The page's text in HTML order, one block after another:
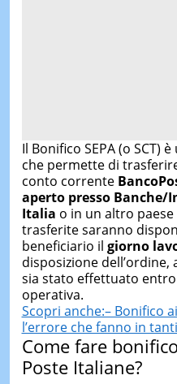
Il Bonifico SEPA (o SCT)
che permette di
conto corrente
aperto presso
Italia o in un altro paese
trasferite saranno
beneficiario il giorno
disposizione dell’ordine,
sia stato effettuato
operativa.
Scopri anche:– Bonifico
l’errore che fanno in tanti
Come fare
Poste Italiane?